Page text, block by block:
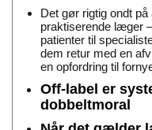
Det gør rigtig ondt
praktiserende læger
patienter til
dem retur med en
en opfordring til
Off-label er
dobbeltmoral